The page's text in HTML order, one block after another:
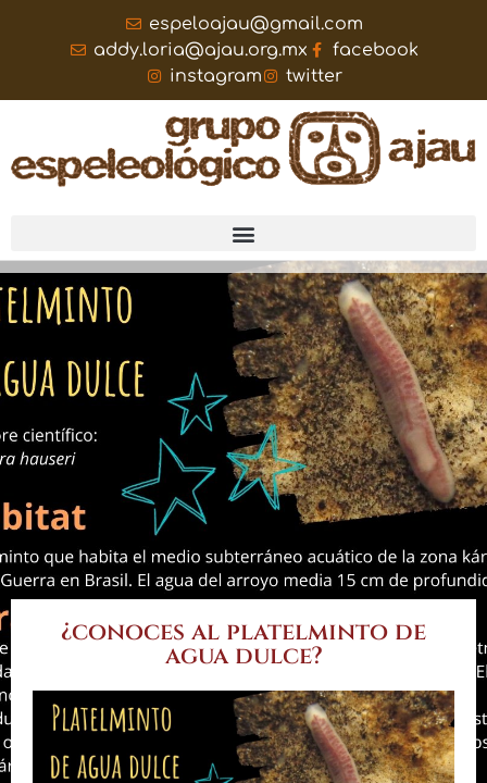
espeloajau@gmail.com
addy.loria@ajau.org.mx
facebook
instagram
twitter
¿conoces al platelminto de
agua dulce?